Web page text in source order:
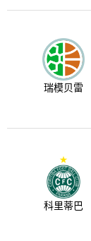
瑞模贝雷
科里蒂巴